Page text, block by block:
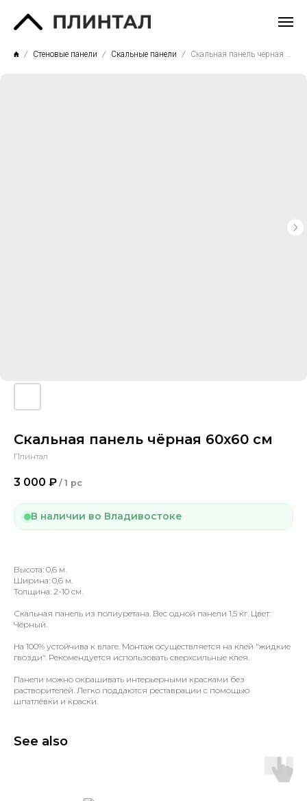
Стеновые панели Скальные панели
Скальная панель чёрная 60х60 см
Плинтал
3 000 ₽ / 1 pc
В наличии во Владивостоке
Высота: 0,6 м.
Ширина: 0,6 м.
Толщина: 2-10 см.
Скальная панель из полиуретана. Вес одной панели 1,5 кг. Цвет:
Чёрный.
На 100% устойчива к влаге. Монтаж осуществляется на клей "жидкие
гвозди". Рекомендуется использовать сверхсильные клея.
Панели можно окрашивать интерьерными красками без
растворителей. Легко поддаются реставрации с помощью
шпатлёвки и краски.
See also